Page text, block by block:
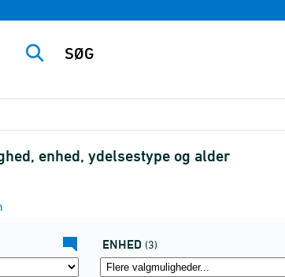
enhed, ydelsestype og alder
ENHED (3)